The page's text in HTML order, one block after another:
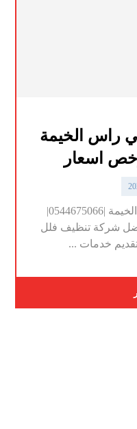
راس الخيمة
شركة تنظيف فلل
خدمات ...